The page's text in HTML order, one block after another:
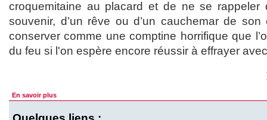
croquemitaine au placard et de ne se rappeler
souvenir, d’un rêve ou d’un cauchemar de son
conserver comme une comptine horrifique que
du feu si l'on espère encore réussir à effrayer
En savoir plus